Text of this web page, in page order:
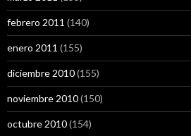
febrero 2011 (140)
enero 2011 (155)
diciembre 2010(155)
noviembre 2010(150)
octubre 2010(154)